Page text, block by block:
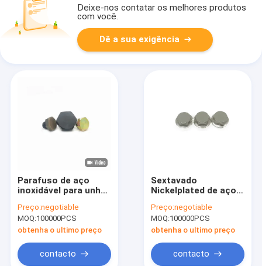
Deixe-nos contatar os melhores produtos
com você.
Dê a sua exigência
Parafuso de aço
inoxidável para unhas
Preço:negotiable
MOQ:100000PCS
obtenha o ultimo preço
contacto
Sextavado
Nickelplated de aço
dos parafusos de
máquina M8X5.5
Preço:negotiable
MOQ:100000PCS
obtenha o ultimo preço
contacto